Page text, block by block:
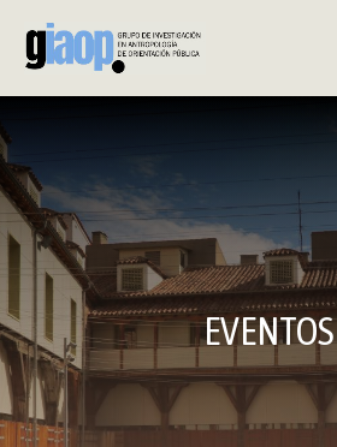
EVENTOS